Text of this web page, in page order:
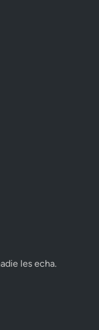
les echa.